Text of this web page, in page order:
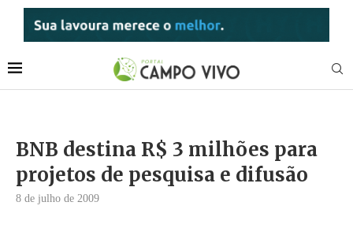
BNB destina R$ 3 milhões para
projetos de pesquisa e difusão
8 de julho de 2009